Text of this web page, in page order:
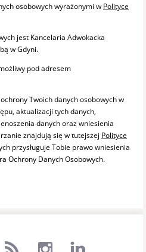
osobowych wyrażonymi w Polityce
jest Kancelaria Adwokacka
w Gdyni.
pod adresem
Twoich danych osobowych w
aktualizacji tych danych,
danych oraz wniesienia
znajdują się w tutejszej Polityce
przysługuje Tobie prawo wniesienia
Ochrony Danych Osobowych.